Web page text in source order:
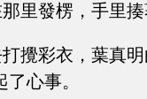
里發楞，手里
攪彩衣，葉真
心事。